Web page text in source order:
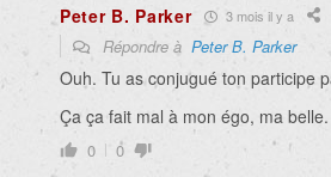
Peter B. Parker 3 mois il y a
Répondre à Peter B. Parker
Ouh. Tu as conjugué ton participe
Ça ça fait mal à mon égo, ma belle.
0 0